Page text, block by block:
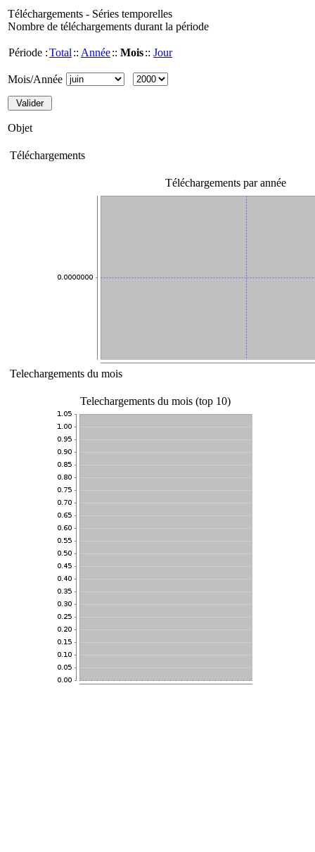
Téléchargements - Séries temporelles
Nombre de téléchargements durant la période
Période :Total :: Année:: Mois:: Jour
Mois/Année
Objet
Téléchargements
Téléchargements par année
Telechargements du mois
Telechargements du mois (top 10)